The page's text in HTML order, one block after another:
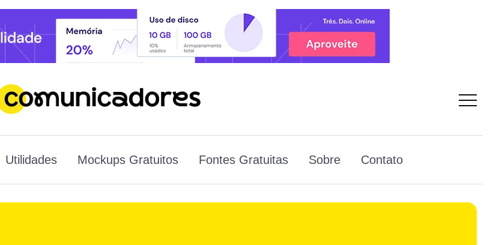
Utilidades Mockups Gratuitos Fontes Gratuitas Sobre Contato